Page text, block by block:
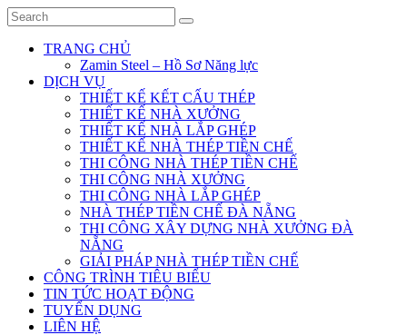
TRANG CHỦ
Zamin Steel – Hồ Sơ Năng lực
DỊCH VỤ
THIẾT KẾ KẾT CẤU THÉP
THIẾT KẾ NHÀ XƯỞNG
THIẾT KẾ NHÀ LẮP GHÉP
THIẾT KẾ NHÀ THÉP TIỀN CHẾ
THI CÔNG NHÀ THÉP TIỀN CHẾ
THI CÔNG NHÀ XƯỞNG
THI CÔNG NHÀ LẮP GHÉP
NHÀ THÉP TIỀN CHẾ ĐÀ NẴNG
THI CÔNG XÂY DỰNG NHÀ XƯỞNG ĐÀ
NẴNG
GIẢI PHÁP NHÀ THÉP TIỀN CHẾ
CÔNG TRÌNH TIÊU BIỂU
TIN TỨC HOẠT ĐỘNG
TUYỂN DỤNG
LIÊN HỆ